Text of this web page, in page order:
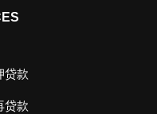
贷款
贷款